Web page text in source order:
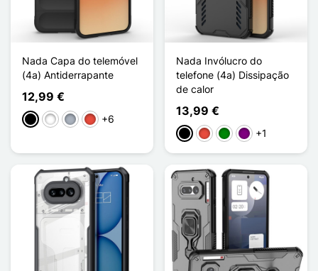
Nada Capa do telemóvel
(4a) Antiderrapante
12,99 €
PretoBrancoCinzento
Vermelho
+6
Nada Invólucro do
telefone (4a) Dissipação
de calor
13,99 €
PretoVermelho
VerdePúrpura
+1